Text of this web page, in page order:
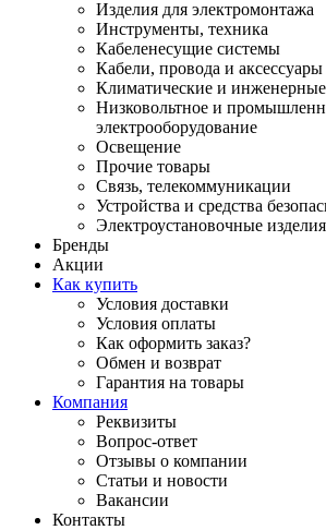
Изделия для электромонтажа
Инструменты, техника
Кабеленесущие системы
Кабели, провода и аксессуары
Климатические и
Низковольтное и
электрооборудование
Освещение
Прочие товары
Связь, телекоммуникации
Устройства и средства
Электроустановочные изделия
Бренды
Акции
Как купить
Условия доставки
Условия оплаты
Как оформить заказ?
Обмен и возврат
Гарантия на товары
Компания
Реквизиты
Вопрос-ответ
Отзывы о компании
Статьи и новости
Вакансии
Контакты